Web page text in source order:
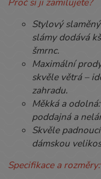
Stylový
slámy dodává
šmrnc.
Maximální
skvěle větrá –
zahradu.
Měkká a
poddajná a
Skvěle
dámskou
Specifikace a rozměry: